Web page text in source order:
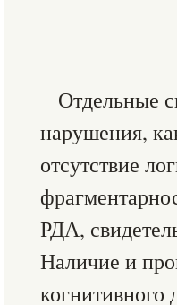
Отдельные
нарушения,
отсутствие
РДА,
Наличие и